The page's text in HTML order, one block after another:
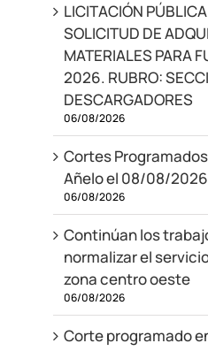
LICITACIÓN
SOLICITUD DE
MATERIALES PARA
2026. RUBRO:
DESCARGADORES
06/08/2026
Cortes
Añelo el 08/08/2026
06/08/2026
Continúan los
normalizar el
zona centro oeste
06/08/2026
Corte programado